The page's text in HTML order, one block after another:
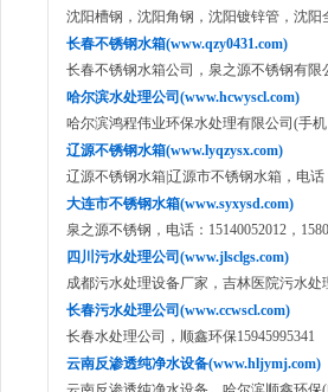
沈阳槽钢，沈阳角钢，沈阳镀锌管，沈阳
长春不锈钢水箱(www.qzy0431.com)
长春不锈钢水箱公司，泉之源不锈钢有限
哈尔滨水处理公司(www.hcwyscl.com)
哈尔滨鸿程伟业环保水处理有限公司(手机
辽源不锈钢水箱(www.lyqzysx.com)
辽源不锈钢水箱|辽源市不锈钢水箱，电话
大连市不锈钢水箱(www.syxysd.com)
泉之源不锈钢，电话：15140052012，
四川污水处理公司(www.jlsclgs.com)
成都污水处理设备厂家，吉林医院污水处
长春污水处理公司(www.ccwscl.com)
长春水处理公司，顺鑫环保15945995341
云南反渗透纯净水设备(www.hljymj.com)